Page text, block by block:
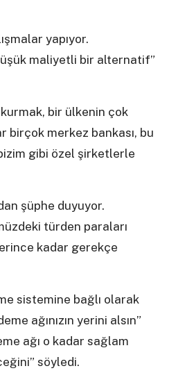
yapıyor.
maliyetli bir alternatif”
bir ülkenin çok
birçok merkez bankası, bu
gibi özel şirketlerle
şüphe duyuyor.
türden paraları
kadar gerekçe
sistemine bağlı olarak
ağınızın yerini alsın”
ağı o kadar sağlam
söyledi.